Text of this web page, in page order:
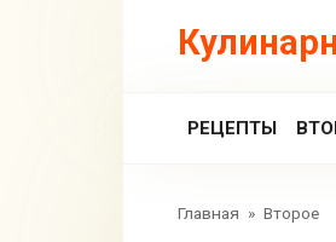
РЕЦЕПТЫ
Главная » Второе